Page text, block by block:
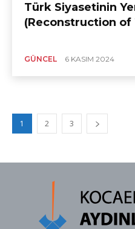
Türk Siyasetinin
(Reconstruction of
GÜNCEL 6 KASIM 2024
1 2 3